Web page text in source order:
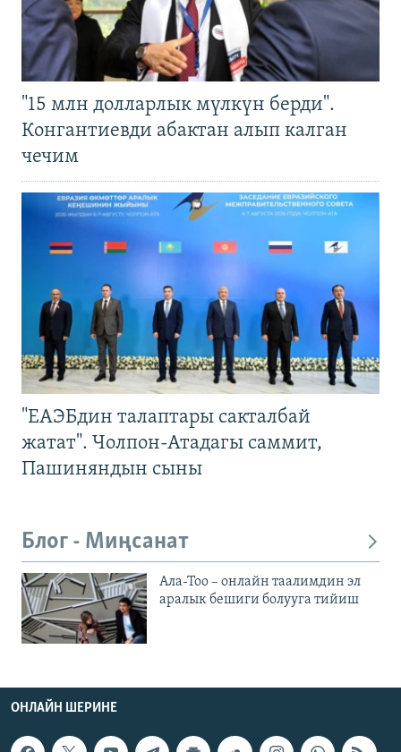
"15 млн долларлык мүлкүн берди".
Конгантиевди абактан алып калган
чечим
"ЕАЭБдин талаптары сакталбай
жатат". Чолпон-Атадагы саммит,
Пашиняндын сыны
Блог - Миңсанат
Ала-Тоо – онлайн таалимдин эл
аралык бешиги болууга тийиш
ОНЛАЙН ШЕРИНЕ